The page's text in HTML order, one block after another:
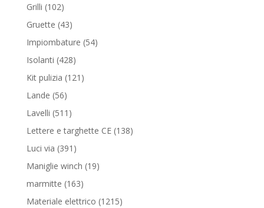
Grilli 102102
prodotti
Gruette 4343
prodotti
Impiombature 5454
Isolanti 428428
prodotti
Kit pulizia 121 121
Lande 5656
prodotti
Lavelli 511 511
prodotti
Lettere e targhette CE 138138
Luci via 391 391
prodotti
Maniglie winch 1919
marmitte 163163
prodotti
Materiale elettrico 12151215